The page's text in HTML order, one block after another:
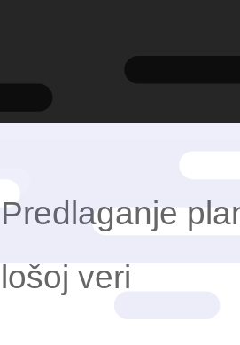
Predlaganje
lošoj veri